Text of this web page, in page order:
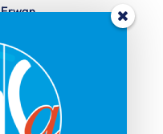
Erwan
Michael Nauleau
Michel Cojean
Actualités Mail de
Philippe…